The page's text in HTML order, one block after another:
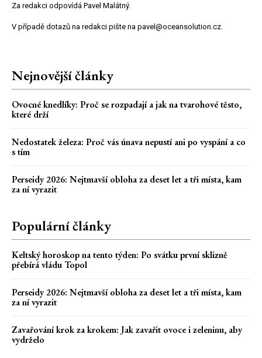
Za redakci odpovídá Pavel Malátný.
V případě dotazů na redakci pište na pavel@oceansolution.cz.
Nejnovější články
Ovocné knedlíky: Proč se rozpadají a jak na tvarohové těsto,
které drží
Nedostatek železa: Proč vás únava nepustí ani po vyspání a co
s tím
Perseidy 2026: Nejtmavší obloha za deset let a tři místa, kam
za ní vyrazit
Populární články
Keltský horoskop na tento týden: Po svátku první sklizně
přebírá vládu Topol
Perseidy 2026: Nejtmavší obloha za deset let a tři místa, kam
za ní vyrazit
Zavařování krok za krokem: Jak zavařit ovoce i zeleninu, aby
vydrželo